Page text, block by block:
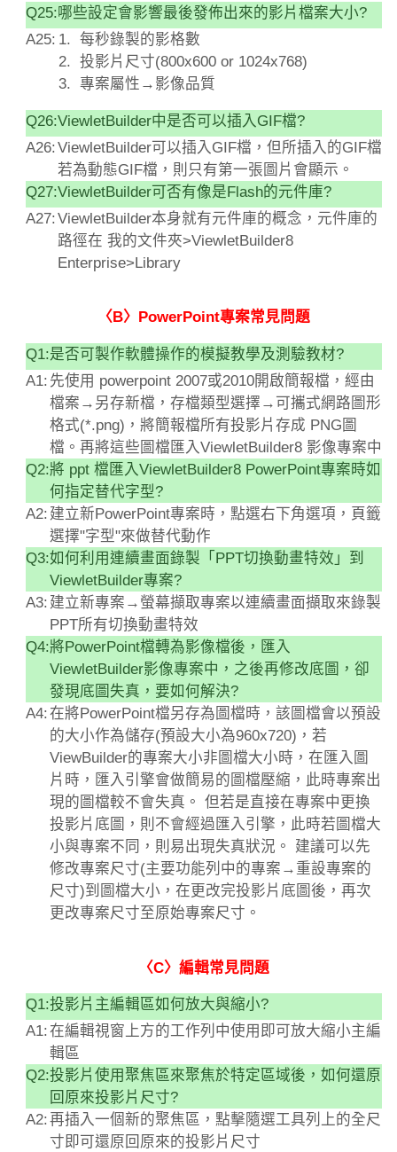
Q25:哪些設定會影響最後發佈出來的影片檔案大小?
A25:
每秒錄製的影格數
投影片尺寸(800x600 or 1024x768)
專案屬性→影像品質
Q26:ViewletBuilder中是否可以插入GIF檔?
A26:ViewletBuilder可以插入GIF檔，但所插入的GIF檔
若為動態GIF檔，則只有第一張圖片會顯示。
Q27:ViewletBuilder可否有像是Flash的元件庫?
A27:ViewletBuilder本身就有元件庫的概念，元件庫的
路徑在 我的文件夾>ViewletBuilder8
Enterprise>Library
〈B〉PowerPoint專案常見問題
Q1:是否可製作軟體操作的模擬教學及測驗教材?
A1: 先使用 powerpoint 2007或2010開啟簡報檔，經由
檔案→另存新檔，存檔類型選擇→可攜式網路圖形
格式(*.png)，將簡報檔所有投影片存成 PNG圖
檔。再將這些圖檔匯入ViewletBuilder8 影像專案中
Q2:將 ppt 檔匯入ViewletBuilder8 PowerPoint專案時如
何指定替代字型?
A2: 建立新PowerPoint專案時，點選右下角選項，頁籤
選擇"字型"來做替代動作
Q3:如何利用連續畫面錄製「PPT切換動畫特效」到
ViewletBuilder專案?
A3: 建立新專案→螢幕擷取專案以連續畫面擷取來錄製
PPT所有切換動畫特效
Q4:將PowerPoint檔轉為影像檔後，匯入
ViewletBuilder影像專案中，之後再修改底圖，卻
發現底圖失真，要如何解決?
A4:在將PowerPoint檔另存為圖檔時，該圖檔會以預設
的大小作為儲存(預設大小為960x720)，若
ViewBuilder的專案大小非圖檔大小時，在匯入圖
片時，匯入引擎會做簡易的圖檔壓縮，此時專案出
現的圖檔較不會失真。 但若是直接在專案中更換
投影片底圖，則不會經過匯入引擎，此時若圖檔大
小與專案不同，則易出現失真狀況。 建議可以先
修改專案尺寸(主要功能列中的專案→重設專案的
尺寸)到圖檔大小，在更改完投影片底圖後，再次
更改專案尺寸至原始專案尺寸。
〈C〉編輯常見問題
Q1:投影片主編輯區如何放大與縮小?
A1:在編輯視窗上方的工作列中使用即可放大縮小主編
輯區
Q2:投影片使用聚焦區來聚焦於特定區域後，如何還原
回原來投影片尺寸?
A2:再插入一個新的聚焦區，點擊隨選工具列上的全尺
寸即可還原回原來的投影片尺寸